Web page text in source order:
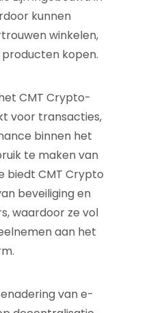
kunnen
winkelen,
kopen.
CMT Crypto-
voor transacties,
binnen het
te maken van
biedt CMT Crypto
beveiliging en
waardoor ze vol
aan het
van e-